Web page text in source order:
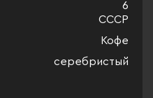
6
СССР
Кофе
серебристый